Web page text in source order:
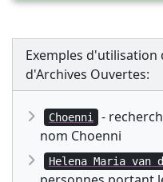
Exemples
d'Archives Ouvertes:
Choenni
-
nom Choenni
Helena Maria van